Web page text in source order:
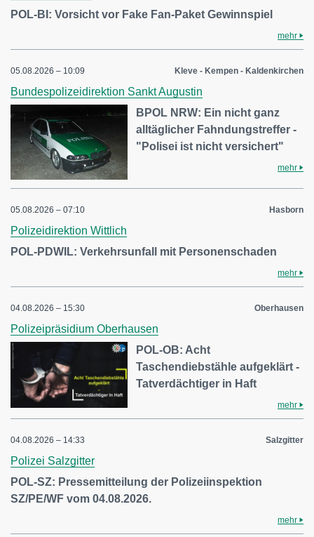
POL-BI: Vorsicht vor Fake Fan-Paket Gewinnspiel
mehr
05.08.2026 – 10:09 Kleve - Kempen - Kaldenkirchen
Bundespolizeidirektion Sankt Augustin
BPOL NRW: Ein nicht ganz
alltäglicher Fahndungstreffer -
"Polisei ist nicht versichert"
mehr
05.08.2026 – 07:10 Hasborn
Polizeidirektion Wittlich
POL-PDWIL: Verkehrsunfall mit Personenschaden
mehr
04.08.2026 – 15:30 Oberhausen
Polizeipräsidium Oberhausen
POL-OB: Acht
Taschendiebstähle aufgeklärt -
Tatverdächtiger in Haft
mehr
04.08.2026 – 14:33 Salzgitter
Polizei Salzgitter
POL-SZ: Pressemitteilung der Polizeiinspektion
SZ/PE/WF vom 04.08.2026.
mehr